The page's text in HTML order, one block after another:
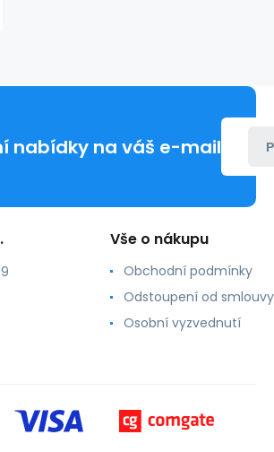
nabídky na váš e-mail
Vše o nákupu
Obchodní podmínky
Odstoupení od smlouvy
Osobní vyzvednutí